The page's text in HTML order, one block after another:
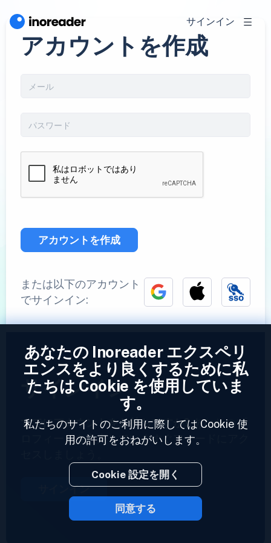
サインイン
アカウントを作成
アカウントを作成
または以下のアカウント
でサインイン:
サインイン
すでにアカウントをお持ちですか?あなたのプ
ロフィールを入力していますぐフィードにアク
サインイン
2023 © Inoreader
あなたの Inoreader エクスペリ
エンスをより良くするために私
たちは Cookie を使用していま
す。
私たちのサイトのご利用に際しては Cookie 使
用の許可をおねがいします。
Cookie 設定を開く
同意する